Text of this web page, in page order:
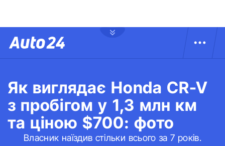
Як виглядає Honda CR-V
з пробігом у 1,3 млн км
та ціною $700: фото
Власник наїздив стільки всього за 7 років.